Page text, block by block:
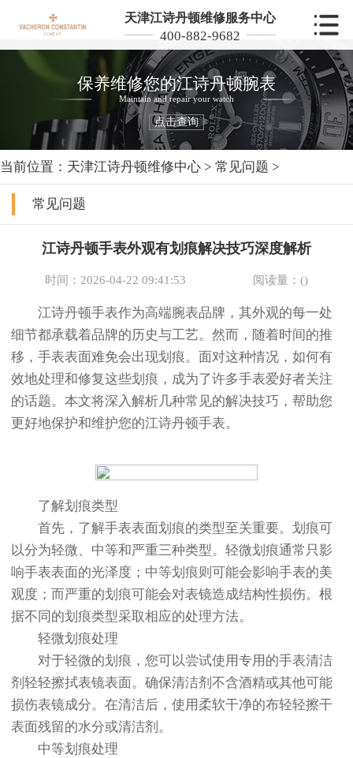
天津江诗丹顿维修服务中心
400-882-9682
保养维修您的江诗丹顿腕表
Maintain and repair your watch
点击查询
当前位置： 天津江诗丹顿维修中心 > 常见问题 >
常见问题
江诗丹顿手表外观有划痕解决技巧深度解析
时间：2026-04-22 09:41:53 阅读量：()
江诗丹顿手表作为高端腕表品牌，其外观的每一处
细节都承载着品牌的历史与工艺。然而，随着时间的推
移，手表表面难免会出现划痕。面对这种情况，如何有
效地处理和修复这些划痕，成为了许多手表爱好者关注
的话题。本文将深入解析几种常见的解决技巧，帮助您
更好地保护和维护您的江诗丹顿手表。
了解划痕类型
首先，了解手表表面划痕的类型至关重要。划痕可
以分为轻微、中等和严重三种类型。轻微划痕通常只影
响手表表面的光泽度；中等划痕则可能会影响手表的美
观度；而严重的划痕可能会对表镜造成结构性损伤。根
据不同的划痕类型采取相应的处理方法。
轻微划痕处理
对于轻微的划痕，您可以尝试使用专用的手表清洁
剂轻轻擦拭表镜表面。确保清洁剂不含酒精或其他可能
损伤表镜成分。在清洁后，使用柔软干净的布轻轻擦干
表面残留的水分或清洁剂。
中等划痕处理